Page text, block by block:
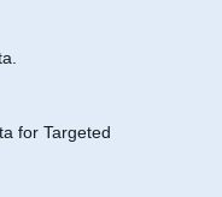
for Targeted
kārba auksta, pilnīgs klucis.